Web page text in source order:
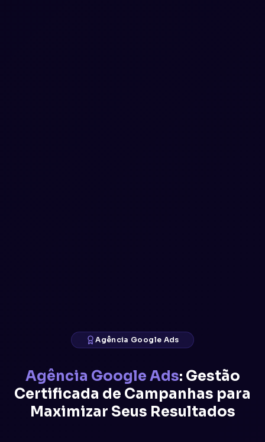
Agência Google Ads
Agência Google Ads: Gestão
Certificada de Campanhas para
Maximizar Seus Resultados